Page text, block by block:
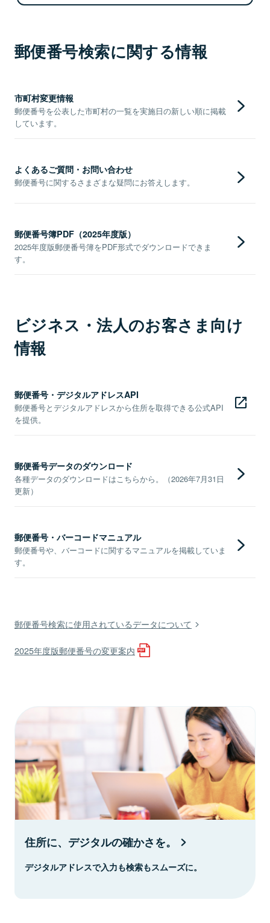
郵便番号検索に関する情報
市町村変更情報
郵便番号を公表した市町村の一覧を実施日の新しい順に掲載
しています。
よくあるご質問・お問い合わせ
郵便番号に関するさまざまな疑問にお答えします。
郵便番号簿PDF（2025年度版）
2025年度版郵便番号簿をPDF形式でダウンロードできま
す。
ビジネス・法人のお客さま向け
情報
郵便番号・デジタルアドレスAPI
郵便番号とデジタルアドレスから住所を取得できる公式API
を提供。
郵便番号データのダウンロード
各種データのダウンロードはこちらから。（2026年7月31日
更新）
郵便番号・バーコードマニュアル
郵便番号や、バーコードに関するマニュアルを掲載していま
す。
郵便番号検索に使用されているデータについて
2025年度版郵便番号の変更案内
住所に、デジタルの確かさを。
デジタルアドレスで入力も検索もスムーズに。